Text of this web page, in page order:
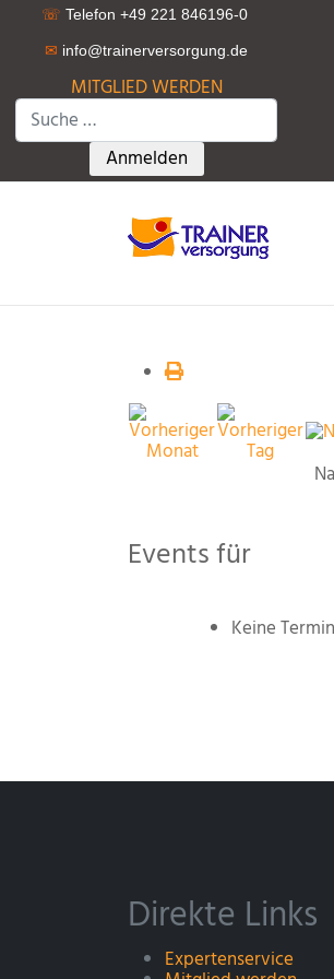
☏ Telefon +49 221 846196-0
✉ info@trainerversorgung.de
MITGLIED WERDEN
Suchen
Type 2 or more
Anmelden
Events für
Keine
Direkte Links
Expertenservice